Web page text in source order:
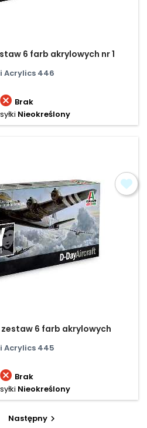
6 farb akrylowych nr 1
Acrylics 446
 Brak
Nieokreślony
6 farb akrylowych
Acrylics 445
 Brak
Nieokreślony
Następny 